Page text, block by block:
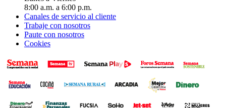
8:00 a.m. a 6:00 p.m.
Canales de servicio al cliente
Trabaje con nosotros
Paute con nosotros
Cookies